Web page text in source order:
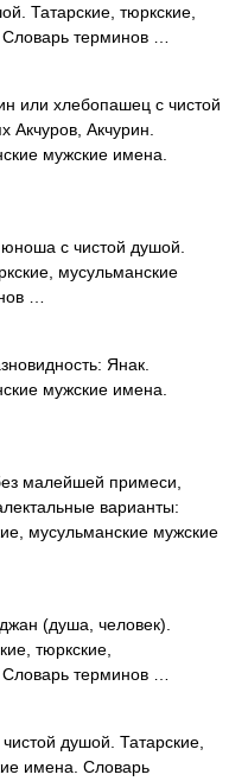
Татарские, тюркские,
терминов …
или хлебопашец с чистой
Акчурин.
мужские имена.
с чистой душой.
мусульманские
…
Янак.
мужские имена.
малейшей примеси,
варианты:
мусульманские мужские
(душа, человек).
тюркские,
терминов …
душой. Татарские,
имена. Словарь